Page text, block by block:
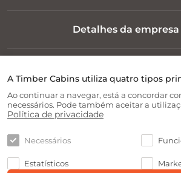
Detalhes da empresa
Sobre a empresa
Informação ao cliente
A Timber Cabins utiliza quatro tipos
Ao continuar a navegar, está a concordar
necessários. Pode também aceitar a
Política de privacidade
Necessários
Estatísticos